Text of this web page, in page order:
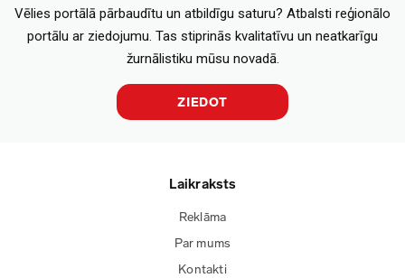
Vēlies portālā pārbaudītu un atbildīgu saturu? Atbalsti reģionālo
portālu ar ziedojumu. Tas stiprinās kvalitatīvu un neatkarīgu
žurnālistiku mūsu novadā.
ZIEDOT
Laikraksts
Reklāma
Par mums
Kontakti